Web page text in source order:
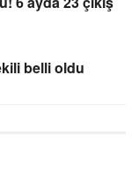
belli oldu